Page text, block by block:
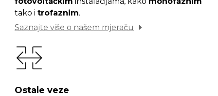
tako i trofaznim.
Saznajte više o našem mjeraču
Ostale veze